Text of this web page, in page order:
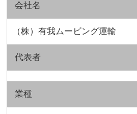
会社名
（株）有我ムービング運輸
代表者
業種